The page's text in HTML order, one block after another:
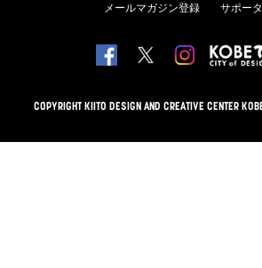
メールマガジン登録 サポー
COPYRIGHT KIITO DESIGN AND CREATIVE CENTER